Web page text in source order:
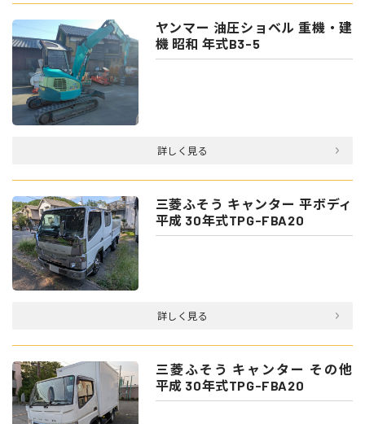
ヤンマー 油圧ショベル 重機・建
機 昭和 年式B3-5
詳しく見る
三菱ふそう キャンター 平ボディ
平成 30年式TPG-FBA20
詳しく見る
三菱ふそう キャンター その他
平成 30年式TPG-FBA20